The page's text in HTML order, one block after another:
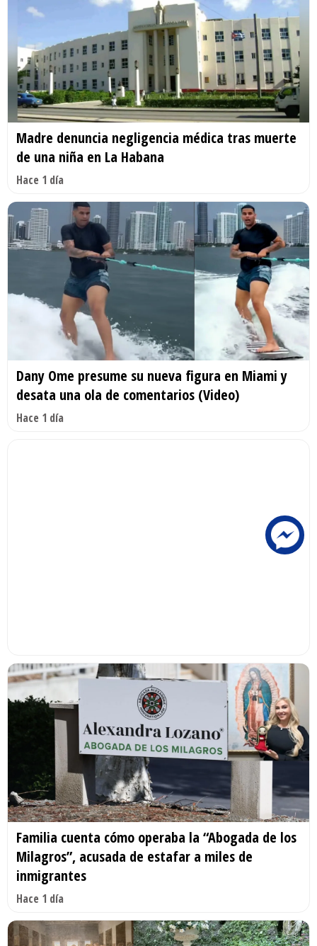
Madre denuncia negligencia médica tras muerte
de una niña en La Habana
Hace 1 día
Dany Ome presume su nueva figura en Miami y
desata una ola de comentarios (Video)
Hace 1 día
Familia cuenta cómo operaba la “Abogada de los
Milagros”, acusada de estafar a miles de
inmigrantes
Hace 1 día